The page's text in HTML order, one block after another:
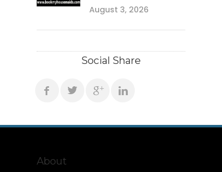
August 3, 2026
Social Share
About